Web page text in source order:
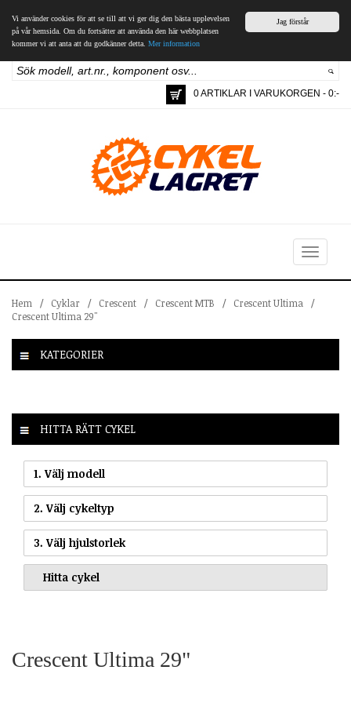
Jag förstår
Vi använder cookies för att se till att vi ger dig den bästa upplevelsen
på vår hemsida. Om du fortsätter att använda den här webbplatsen
kommer vi att anta att du godkänner detta. Mer information
0 ARTIKLAR I VARUKORGEN - 0:-
Toggle
navigation
Hem / Cyklar / Crescent / Crescent MTB / Crescent Ultima
/
Crescent Ultima 29"
KATEGORIER
HITTA RÄTT CYKEL
1. Välj modell
2. Välj cykeltyp
3. Välj hjulstorlek
Crescent Ultima 29"